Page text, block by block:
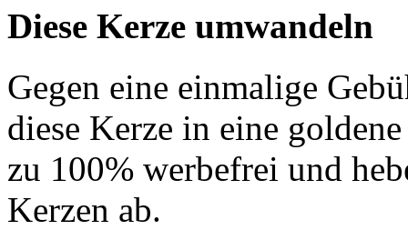
Diese Kerze umwandeln
Gegen eine einmalige
diese Kerze in eine
zu 100% werbefrei und
Kerzen ab.